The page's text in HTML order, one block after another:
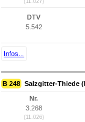
(11.027)
DTV
5.542
Infos...
B 248 Salzgitter-Thiede
Nr.
3.268
(11.026)